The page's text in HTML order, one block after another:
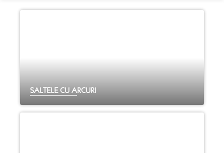
care vi le punem la dispozitie sa fie complete, iar achizitionarea unui
o saltea dura care sa ofere support optim intregului corp, saltele
Orthopedic conceputa pentru un somn sanatos, saltele Memory si
Memory Plus pentru cei ce-si doresc un somn sanatos si relaxant, saltele
Memory 6+14 pentru cei ce-si doresc sa se scufunde intr-o saltea moale
SALTELE CU ARCURI